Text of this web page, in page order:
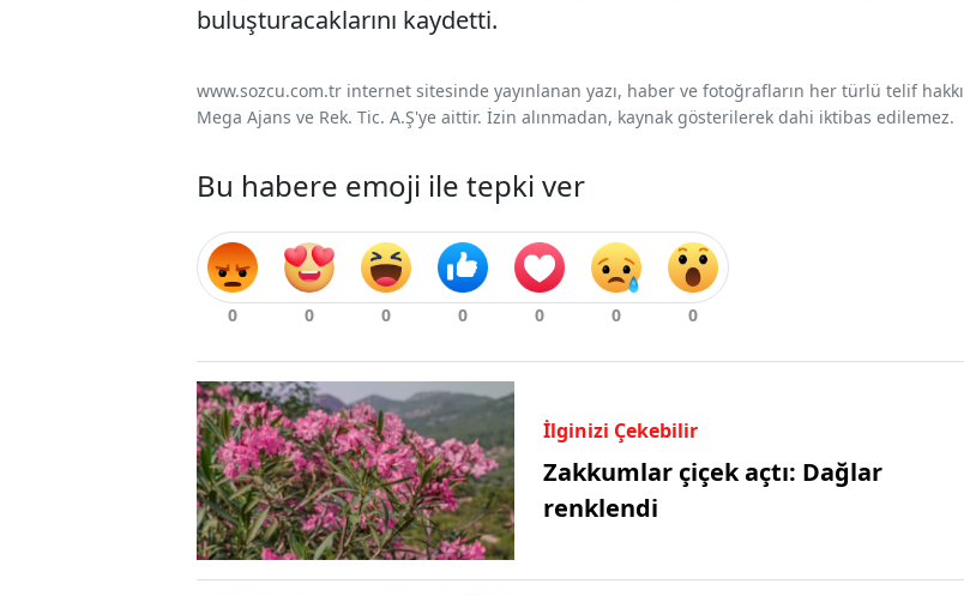
buluşturacaklarını kaydetti.
www.sozcu.com.tr internet sitesinde yayınlanan yazı, haber ve fotoğrafların her türlü telif hakkı
Mega Ajans ve Rek. Tic. A.Ş'ye aittir. İzin alınmadan, kaynak gösterilerek dahi iktibas edilemez.
Bu habere emoji ile tepki ver
İlginizi Çekebilir
Zakkumlar çiçek açtı: Dağlar
renklendi